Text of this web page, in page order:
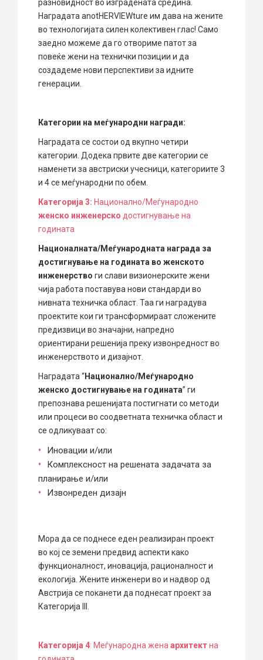
разновидност во изградената средина.
Наградата anotHERVIEWture им дава на жените
во технологијата силен колективен глас! Само
заедно можеме да го отвориме патот за
повеќе жени на технички позиции и да
создадеме нови перспективи за идните
генерации.
Категории на меѓународни награди:
Наградата се состои од вкупно четири
категории. Додека првите две категории се
наменети за австриски учесници, категориите 3
и 4 се меѓународни по обем.
Категорија 3: Национално/Меѓународно
женско инженерско достигнување на
годината
Националната/Меѓународната награда за
достигнување на годината во женското
инженерство ги слави визионерските жени
чија работа поставува нови стандарди во
нивната техничка област. Таа ги наградува
проектите кои ги трансформираат сложените
предизвици во значајни, напредно
ориентирани решенија преку извонредност во
инженерството и дизајнот.
Наградата “Национално/Меѓународно
женско достигнување на годината” ги
препознава решенијата постигнати со методи
или процеси во соодветната техничка област и
се одликуваат со:
Иновации и/или
Комплексност на решената задачата за
планирање и/или
Извонреден дизајн
Мора да се поднесе еден реализиран проект
во кој се земени предвид аспекти како
функционалност, иновација, рационалност и
екологија. Жените инженери во и надвор од
Австрија се поканети да поднесат проект за
Категорија III.
Категорија 4: Меѓународна жена архитектна